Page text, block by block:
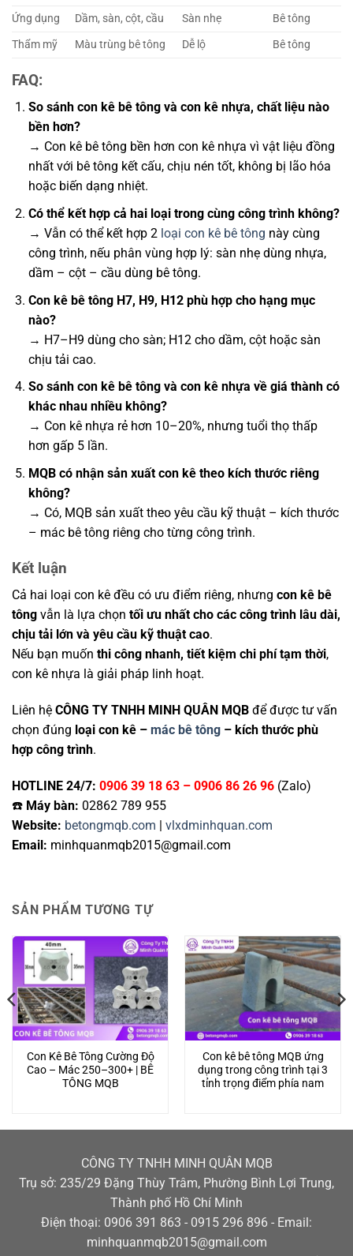
Ứng dụng Dầm, sàn, cột, cầu Sàn nhẹ
Bê tông
Thẩm mỹ
Màu trùng bê tông Dễ lộ Bê tông
FAQ:
So sánh con kê bê tông và con kê nhựa, chất liệu nào
bền hơn?
→ Con kê bê tông bền hơn con kê nhựa vì vật liệu đồng
nhất với bê tông kết cấu, chịu nén tốt, không bị lão hóa
hoặc biến dạng nhiệt.
Có thể kết hợp cả hai loại trong cùng công trình không?
→ Vẫn có thể kết hợp 2 loại con kê bê tông này cùng
công trình, nếu phân vùng hợp lý: sàn nhẹ dùng nhựa,
dầm – cột – cầu dùng bê tông.
Con kê bê tông H7, H9, H12 phù hợp cho hạng mục
nào?
→ H7–H9 dùng cho sàn; H12 cho dầm, cột hoặc sàn
chịu tải cao.
So sánh con kê bê tông và con kê nhựa về giá thành có
khác nhau nhiều không?
→ Con kê nhựa rẻ hơn 10–20%, nhưng tuổi thọ thấp
hơn gấp 5 lần.
MQB có nhận sản xuất con kê theo kích thước riêng
không?
→ Có, MQB sản xuất theo yêu cầu kỹ thuật – kích thước
– mác bê tông riêng cho từng công trình.
Kết luận
Cả hai loại con kê đều có ưu điểm riêng, nhưng con kê bê
tông vẫn là lựa chọn tối ưu nhất cho các công trình lâu dài,
chịu tải lớn và yêu cầu kỹ thuật cao.
Nếu bạn muốn thi công nhanh, tiết kiệm chi phí tạm thời,
con kê nhựa là giải pháp linh hoạt.
Liên hệ CÔNG TY TNHH MINH QUÂN MQB để được tư vấn
chọn đúng loại con kê – mác bê tông – kích thước phù
hợp công trình.
HOTLINE 24/7: 0906 39 18 63 – 0906 86 26 96 (Zalo)
☎️ Máy bàn: 02862 789 955
Website: betongmqb.com | vlxdminhquan.com
Email: minhquanmqb2015@gmail.com
SẢN PHẨM TƯƠNG TỰ
Con Kê Bê Tông Cường Độ
Cao – Mác 250–300+ | BÊ
TÔNG MQB
Con kê bê tông MQB ứng
dụng trong công trình tại 3
tỉnh trọng điểm phía nam
CÔNG TY TNHH MINH QUÂN MQB
Trụ sở: 235/29 Đặng Thùy Trâm, Phường Bình Lợi Trung,
Thành phố Hồ Chí Minh
Điện thoại: 0906 391 863 - 0915 296 896 - Email:
minhquanmqb2015@gmail.com